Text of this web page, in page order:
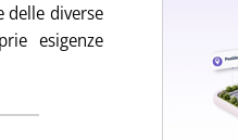
delle diverse
esigenze
industriali, soluzioni Elbi'